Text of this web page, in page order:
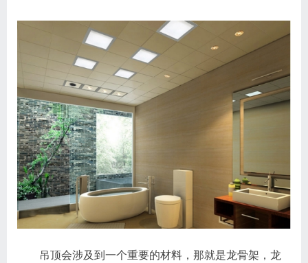
吊顶会涉及到一个重要的材料，那就是龙骨架，龙